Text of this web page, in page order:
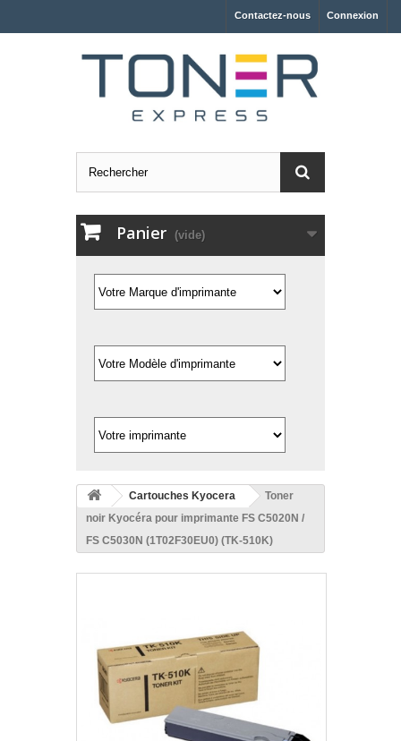
Connexion
Contactez-nous
Panier (vide)
Cartouches Kyocera
Toner
noir Kyocéra pour imprimante FS C5020N /
FS C5030N (1T02F30EU0) (TK-510K)